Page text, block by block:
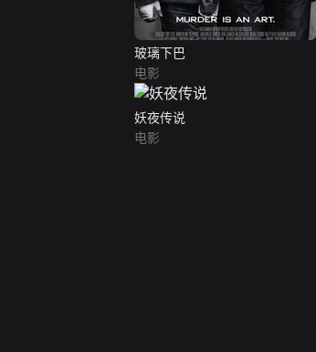
玻璃下巴
电影
妖夜传说
电影